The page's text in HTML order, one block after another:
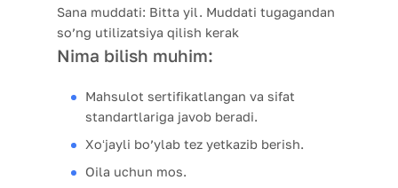
Sana muddati: Bitta yil. Muddati tugagandan
so’ng utilizatsiya qilish kerak
Nima bilish muhim:
Mahsulot sertifikatlangan va sifat
standartlariga javob beradi.
Xoʻjayli bo’ylab tez yetkazib berish.
Oila uchun mos.